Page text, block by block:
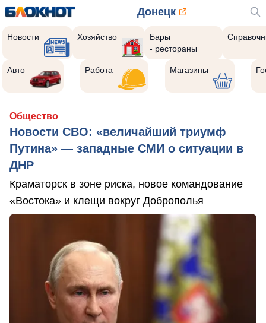
Донецк
Новости Хозяйство
Бары
- рестораны
Авто Работа Магазины
Общество
Новости СВО: «величайший триумф
Путина» — западные СМИ о ситуации в
ДНР
Краматорск в зоне риска, новое командование
«Востока» и клещи вокруг Доброполья